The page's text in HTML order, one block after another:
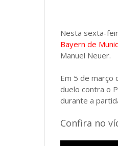
Nesta sexta-
Bayern de
Manuel Neuer.
Em 5 de março
duelo contra o
durante a
Confira no